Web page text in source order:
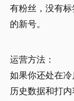
有粉丝，没有
的新号。
运营方法：
如果你还处在
历史数据和打